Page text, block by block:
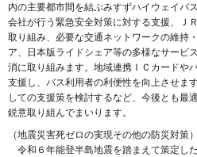
内の主要都市間を結ぶみすずハイウェイバ
会社が行う緊急安全対策に対する支援、Ｊ
取り組み、必要な交通ネットワークの維持
ア、日本版ライドシェア等の多様なサービ
消に取り組みます。地域連携ＩＣカードや
支援し、バス利用者の利便性を向上させま
しての支援策を検討するなど、今後とも最
鋭意取り組んでまいります。
（地震災害死ゼロの実現その他の防災対策）
令和６年能登半島地震を踏まえて策定し